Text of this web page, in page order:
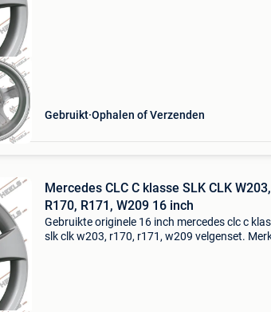
Gebruikt Ophalen of Verzenden
Mercedes CLC C klasse SLK CLK W203,
R170, R171, W209 16 inch
Gebruikte originele 16 inch mercedes clc c
slk clk w203, r170, r171, w209 velgenset.